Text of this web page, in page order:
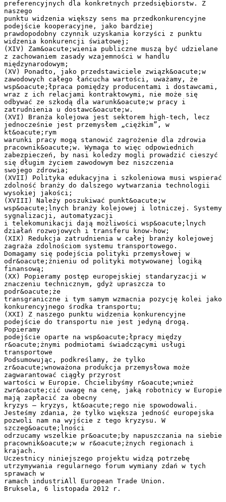
preferencyjnych dla konkretnych przedsiębiorstw. Z
naszego
punktu widzenia większy sens ma przedkonkurencyjne
podejście kooperacyjne, jako bardziej
prawdopodobny czynnik uzyskania korzyści z punktu
widzenia konkurencji światowej;
(XIV) Zam&oacute;wienia publiczne muszą być udzielane
z zachowaniem zasady wzajemności w handlu
międzynarodowym;
(XV) Ponadto, jako przedstawiciele związk&oacute;w
zawodowych całego łańcucha wartości, uważamy, że
wsp&oacute;łpraca pomiędzy producentami i dostawcami,
wraz z ich relacjami kontraktowymi, nie może się
odbywać ze szkodą dla warunk&oacute;w pracy i
zatrudnienia u dostawc&oacute;w.
(XVI) Branża kolejowa jest sektorem high-tech, lecz
jednocześnie jest przemysłem „ciężkim”, w
kt&oacute;rym
warunki pracy mogą stanowić zagrożenie dla zdrowia
pracownik&oacute;w. Wymaga to więc odpowiednich
zabezpieczeń, by nasi koledzy mogli prowadzić cieszyć
się długim życiem zawodowym bez niszczenia
swojego zdrowia;
(XVII) Polityka edukacyjna i szkoleniowa musi wspierać
zdolność branży do dalszego wytwarzania technologii
wysokiej jakości;
(XVIII) Należy poszukiwać punkt&oacute;w
wsp&oacute;lnych branży kolejowej i lotniczej. Systemy
sygnalizacji, automatyzacji
i telekomunikacji dają możliwości wsp&oacute;lnych
działań rozwojowych i transferu know-how;
(XIX) Redukcja zatrudnienia w całej branży kolejowej
zagraża zdolnościom systemu transportowego.
Domagamy się podejścia polityki przemysłowej w
odr&oacute;żnieniu od polityki motywowanej logiką
finansową;
(XX) Popieramy postęp europejskiej standaryzacji w
znaczeniu technicznym, gdyż upraszcza to
podr&oacute;że
transgraniczne i tym samym wzmacnia pozycję kolei jako
konkurencyjnego środka transportu;
(XXI) Z naszego punktu widzenia konkurencyjne
podejście do transportu nie jest jedyną drogą.
Popieramy
podejście oparte na wsp&oacute;łpracy między
r&oacute;żnymi podmiotami świadczącymi usługi
transportowe
Podsumowując, podkreślamy, że tylko
zr&oacute;wnoważona produkcja przemysłowa może
zagwarantować ciągły przyrost
wartości w Europie. Chcielibyśmy r&oacute;wnież
zwr&oacute;cić uwagę na cenę, jaką robotnicy w Europie
mają zapłacić za obecny
kryzys – kryzys, kt&oacute;rego nie spowodowali.
Jesteśmy zdania, że tylko większa jedność europejska
pozwoli nam na wyjście z tego kryzysu. W
szczeg&oacute;lności
odrzucamy wszelkie pr&oacute;by napuszczania na siebie
pracownik&oacute;w w r&oacute;żnych regionach i
krajach.
Uczestnicy niniejszego projektu widzą potrzebę
utrzymywania regularnego forum wymiany zdań w tych
sprawach w
ramach industriAll European Trade Union.